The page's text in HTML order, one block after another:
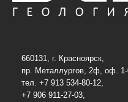
660131, г. Красноярск,
пр. Металлургов, 2ф, оф.
тел. +7 913 534-80-12,
+7 906 911-27-03,